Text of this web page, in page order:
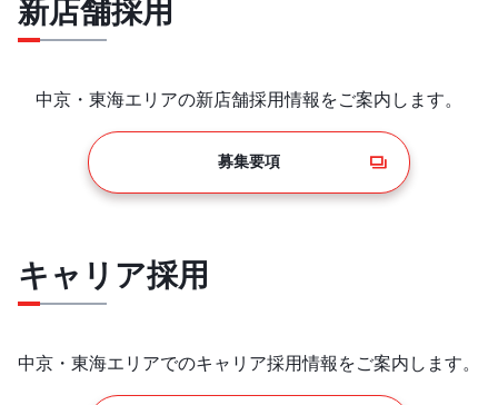
新店舗採用
中京・東海エリアの新店舗採用情報をご案内します。
新店舗採用情報
募集要項
キャリア採用
中京・東海エリアでのキャリア採用情報をご案内します。